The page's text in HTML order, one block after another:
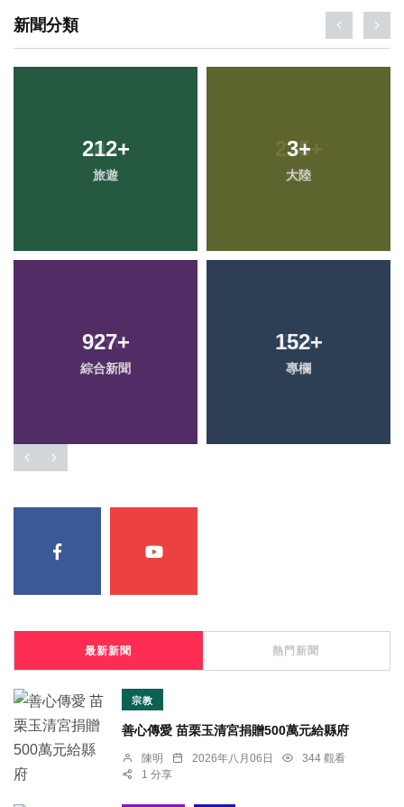
新聞分類
212+
旅遊
3+
大陸
927+
綜合新聞
152+
專欄
最新新聞 熱門新聞
宗教
善心傳愛 苗栗玉清宮捐贈500萬元給縣府
陳明 2026年八月06日
344 觀看
1 分享